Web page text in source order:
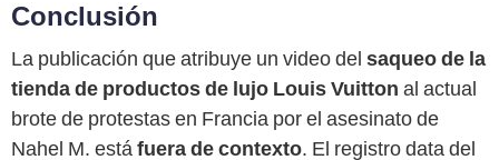
Conclusión
La publicación que atribuye un video del saqueo de la
tienda de productos de lujo Louis Vuitton al actual
brote de protestas en Francia por el asesinato de
Nahel M. estáfuera de contexto. El registro data del